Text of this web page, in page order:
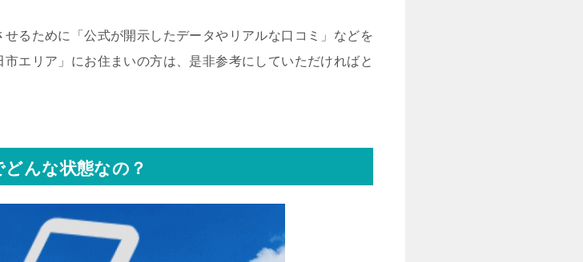
るために「公式が開示したデータやリアルな口コミ」などを
エリア」にお住まいの方は、是非参考にしていただければと
んな状態なの？